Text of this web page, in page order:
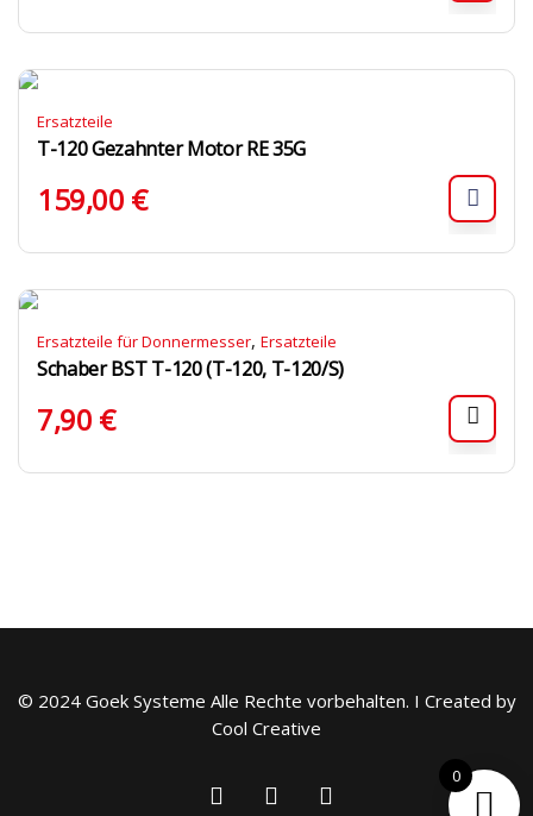
Ersatzteile
T-120 Gezahnter Motor RE 35G
159,00 €
Ersatzteile für Donnermesser, Ersatzteile
Schaber BST T-120 (T-120, T-120/S)
7,90 €
© 2024 Goek Systeme Alle Rechte vorbehalten. I Created by
Cool Creative
0